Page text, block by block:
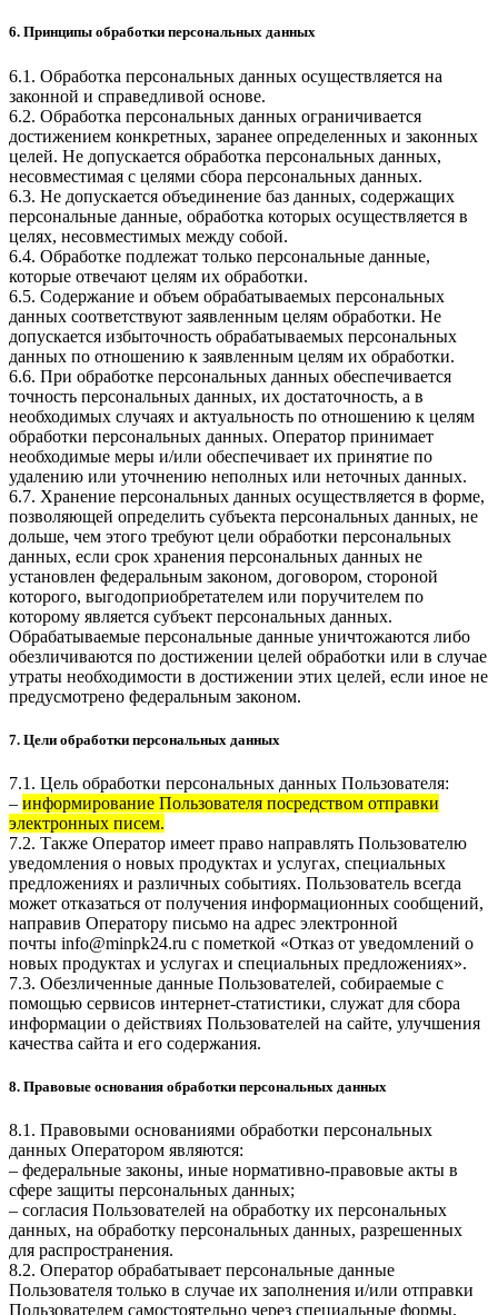
6. Принципы обработки персональных данных
6.1. Обработка персональных данных осуществляется на
законной и справедливой основе.
6.2. Обработка персональных данных ограничивается
достижением конкретных, заранее определенных и законных
целей. Не допускается обработка персональных данных,
несовместимая с целями сбора персональных данных.
6.3. Не допускается объединение баз данных, содержащих
персональные данные, обработка которых осуществляется в
целях, несовместимых между собой.
6.4. Обработке подлежат только персональные данные,
которые отвечают целям их обработки.
6.5. Содержание и объем обрабатываемых персональных
данных соответствуют заявленным целям обработки. Не
допускается избыточность обрабатываемых персональных
данных по отношению к заявленным целям их обработки.
6.6. При обработке персональных данных обеспечивается
точность персональных данных, их достаточность, а в
необходимых случаях и актуальность по отношению к целям
обработки персональных данных. Оператор принимает
необходимые меры и/или обеспечивает их принятие по
удалению или уточнению неполных или неточных данных.
6.7. Хранение персональных данных осуществляется в форме,
позволяющей определить субъекта персональных данных, не
дольше, чем этого требуют цели обработки персональных
данных, если срок хранения персональных данных не
установлен федеральным законом, договором, стороной
которого, выгодоприобретателем или поручителем по
которому является субъект персональных данных.
Обрабатываемые персональные данные уничтожаются либо
обезличиваются по достижении целей обработки или в случае
утраты необходимости в достижении этих целей, если иное не
предусмотрено федеральным законом.
7. Цели обработки персональных данных
7.1. Цель обработки персональных данных Пользователя:
– информирование Пользователя посредством отправки
электронных писем.
7.2. Также Оператор имеет право направлять Пользователю
уведомления о новых продуктах и услугах, специальных
предложениях и различных событиях. Пользователь всегда
может отказаться от получения информационных сообщений,
направив Оператору письмо на адрес электронной
почты info@minpk24.ru с пометкой «Отказ от уведомлений о
новых продуктах и услугах и специальных предложениях».
7.3. Обезличенные данные Пользователей, собираемые с
помощью сервисов интернет-статистики, служат для сбора
информации о действиях Пользователей на сайте, улучшения
качества сайта и его содержания.
8. Правовые основания обработки персональных данных
8.1. Правовыми основаниями обработки персональных
данных Оператором являются:
– федеральные законы, иные нормативно-правовые акты в
сфере защиты персональных данных;
– согласия Пользователей на обработку их персональных
данных, на обработку персональных данных, разрешенных
для распространения.
8.2. Оператор обрабатывает персональные данные
Пользователя только в случае их заполнения и/или отправки
Пользователем самостоятельно через специальные формы,